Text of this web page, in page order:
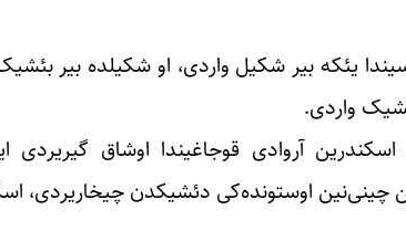
یئکه بیر شکیل واردی، او شکیلده بیر
واردی.
آروادی قوجاغیندا اوشاق گیریردی
چینی‌نین اوستونده‌کی دئشیکدن چیخاریردی،